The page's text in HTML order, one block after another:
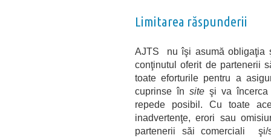
Limitarea răspunderii
AJTS nu îşi asumă obligaţia
conţinutul oferit de partenerii
toate eforturile pentru a
cuprinse în site şi va
repede posibil. Cu toate
inadvertenţe, erori sau
partenerii săi comerciali şi/